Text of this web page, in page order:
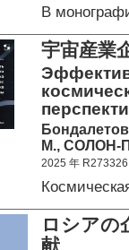
В
宇宙産
М., СОЛОН-
2025 年 R273326
ロシアの
献